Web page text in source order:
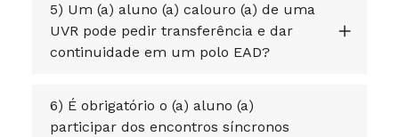
5) Um (a) aluno (a) calouro (a) de uma
UVR pode pedir transferência e dar
continuidade em um polo EAD?
6) É obrigatório o (a) aluno (a)
participar dos encontros síncronos